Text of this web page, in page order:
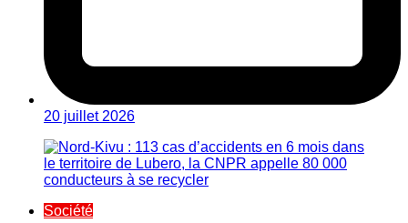
20 juillet 2026
Société